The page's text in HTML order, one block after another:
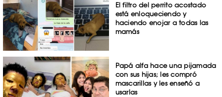
El filtro del perrito acostado
está enloqueciendo y
haciendo enojar a todas las
mamás
Papá alfa hace una pijamada
con sus hijas; les compró
mascarillas y les enseñó a
usarlas